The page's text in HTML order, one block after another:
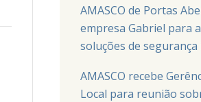
AMASCO de Portas
empresa Gabriel para
soluções de
AMASCO recebe
Local para reunião